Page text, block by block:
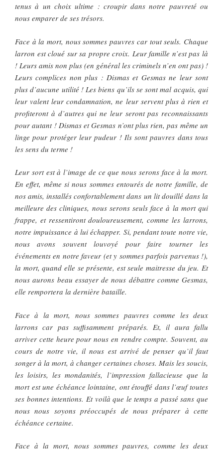
tenus à un choix ultime : croupir dans notre pauvreté ou
nous emparer de ses trésors.
Face à la mort, nous sommes pauvres car tout seuls. Chaque
larron est cloué sur sa propre croix. Leur famille n’est pas là
! Leurs amis non plus (en général les criminels n’en ont pas) !
Leurs complices non plus : Dismas et Gesmas ne leur sont
plus d’aucune utilité ! Les biens qu’ils se sont mal acquis, qui
leur valent leur condamnation, ne leur servent plus à rien et
profiteront à d’autres qui ne leur seront pas reconnaissants
pour autant ! Dismas et Gesmas n’ont plus rien, pas même un
linge pour protéger leur pudeur ! Ils sont pauvres dans tous
les sens du terme !
Leur sort est à l’image de ce que nous serons face à la mort.
En effet, même si nous sommes entourés de notre famille, de
nos amis, installés confortablement dans un lit douillé dans la
meilleure des cliniques, nous serons seuls face à la mort qui
frappe, et ressentiront douloureusement, comme les larrons,
notre impuissance à lui échapper. Si, pendant toute notre vie,
nous avons souvent louvoyé pour faire tourner les
événements en notre faveur (et y sommes parfois parvenus !),
la mort, quand elle se présente, est seule maitresse du jeu. Et
nous aurons beau essayer de nous débattre comme Gesmas,
elle remportera la dernière bataille.
Face à la mort, nous sommes pauvres comme les deux
larrons car pas suffisamment préparés. Et, il aura fallu
arriver cette heure pour nous en rendre compte. Souvent, au
cours de notre vie, il nous est arrivé de penser qu’il faut
songer à la mort, à changer certaines choses. Mais les soucis,
les loisirs, les mondanités, l’impression fallacieuse que la
mort est une échéance lointaine, ont étouffé dans l’œuf toutes
ses bonnes intentions. Et voilà que le temps a passé sans que
nous nous soyons préoccupés de nous préparer à cette
échéance certaine.
Face à la mort, nous sommes pauvres, comme les deux